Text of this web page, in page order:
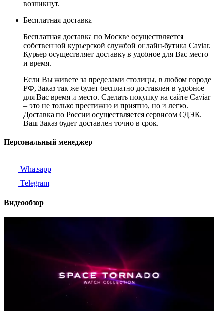
возникнут.
Бесплатная доставка
Бесплатная доставка по Москве осуществляется
собственной курьерской службой онлайн-бутика Caviar.
Курьер осуществляет доставку в удобное для Вас место
и время.
Если Вы живете за пределами столицы, в любом городе
РФ, Заказ так же будет бесплатно доставлен в удобное
для Вас время и место. Сделать покупку на сайте Caviar
– это не только престижно и приятно, но и легко.
Доставка по России осуществляется сервисом СДЭК.
Ваш Заказ будет доставлен точно в срок.
Персональный менеджер
Whatsapp
Telegram
Видеообзор